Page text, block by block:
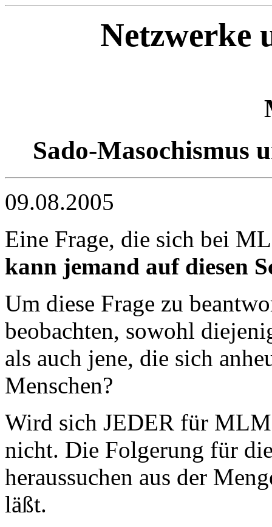
Netzwerke
Sado-Masochismus
09.08.2005
Eine Frage, die sich bei
kann jemand auf diesen
Um diese Frage zu
beobachten, sowohl
als auch jene, die sich
Menschen?
Wird sich JEDER für MLM
nicht. Die Folgerung für
heraussuchen aus der
läßt.